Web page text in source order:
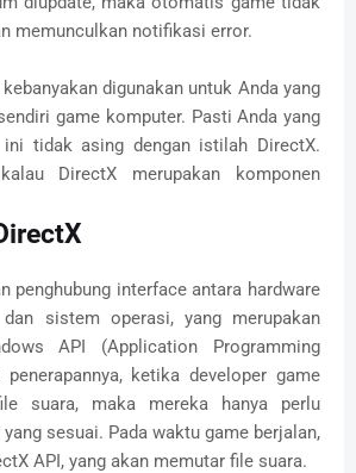
memunculkan notifikasi error.
digunakan untuk Anda yang
game komputer. Pasti Anda yang
tidak asing dengan istilah DirectX.
DirectX merupakan komponen
penghubung interface antara hardware
sistem operasi, yang merupakan
API (Application Programming
ketika developer game
suara, maka mereka hanya perlu
sesuai. Pada waktu game berjalan,
API, yang akan memutar file suara.